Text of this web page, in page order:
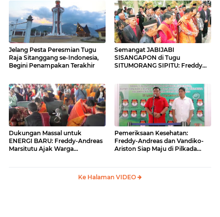
Jelang Pesta Peresmian Tugu
Raja Sitanggang se-Indonesia,
Begini Penampakan Terakhir
Semangat JABIJABI
SISANGAPON di Tugu
SITUMORANG SIPITU: Freddy
Dukungan Massal untuk
ENERGI BARU: Freddy-Andreas
Marsitutu Ajak Warga
Pemeriksaan Kesehatan:
Freddy-Andreas dan Vandiko-
Ariston Siap Maju di Pilkada
Ke Halaman VIDEO